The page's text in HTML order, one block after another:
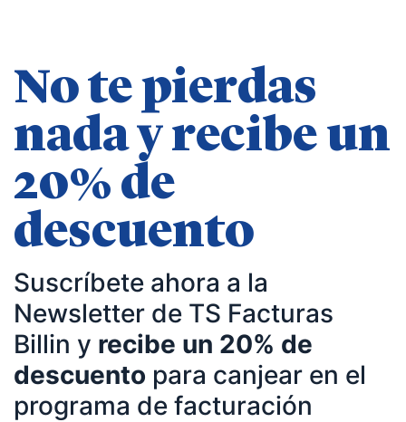
Marcos De La Cueva en eventos
— Participación como ponente en Accountex
España 2023.
Temáticas de especialización
negocios | startups | contabilidad| fiscalidad |
empresas| asesorías| autonomos | emprendedores
| pequeños negocios | economía | ADE | pymes |
desarrollo de negocio
No te pierdas
nada y recibe un
20% de
descuento
Suscríbete ahora a la
Newsletter de TS Facturas
Billin y recibe un 20% de
descuento para canjear en el
programa de facturación